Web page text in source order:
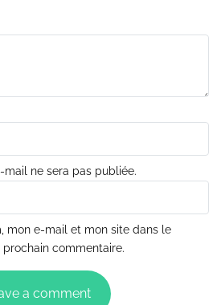
mail ne sera pas publiée.
mon e-mail et mon site dans le
commentaire.